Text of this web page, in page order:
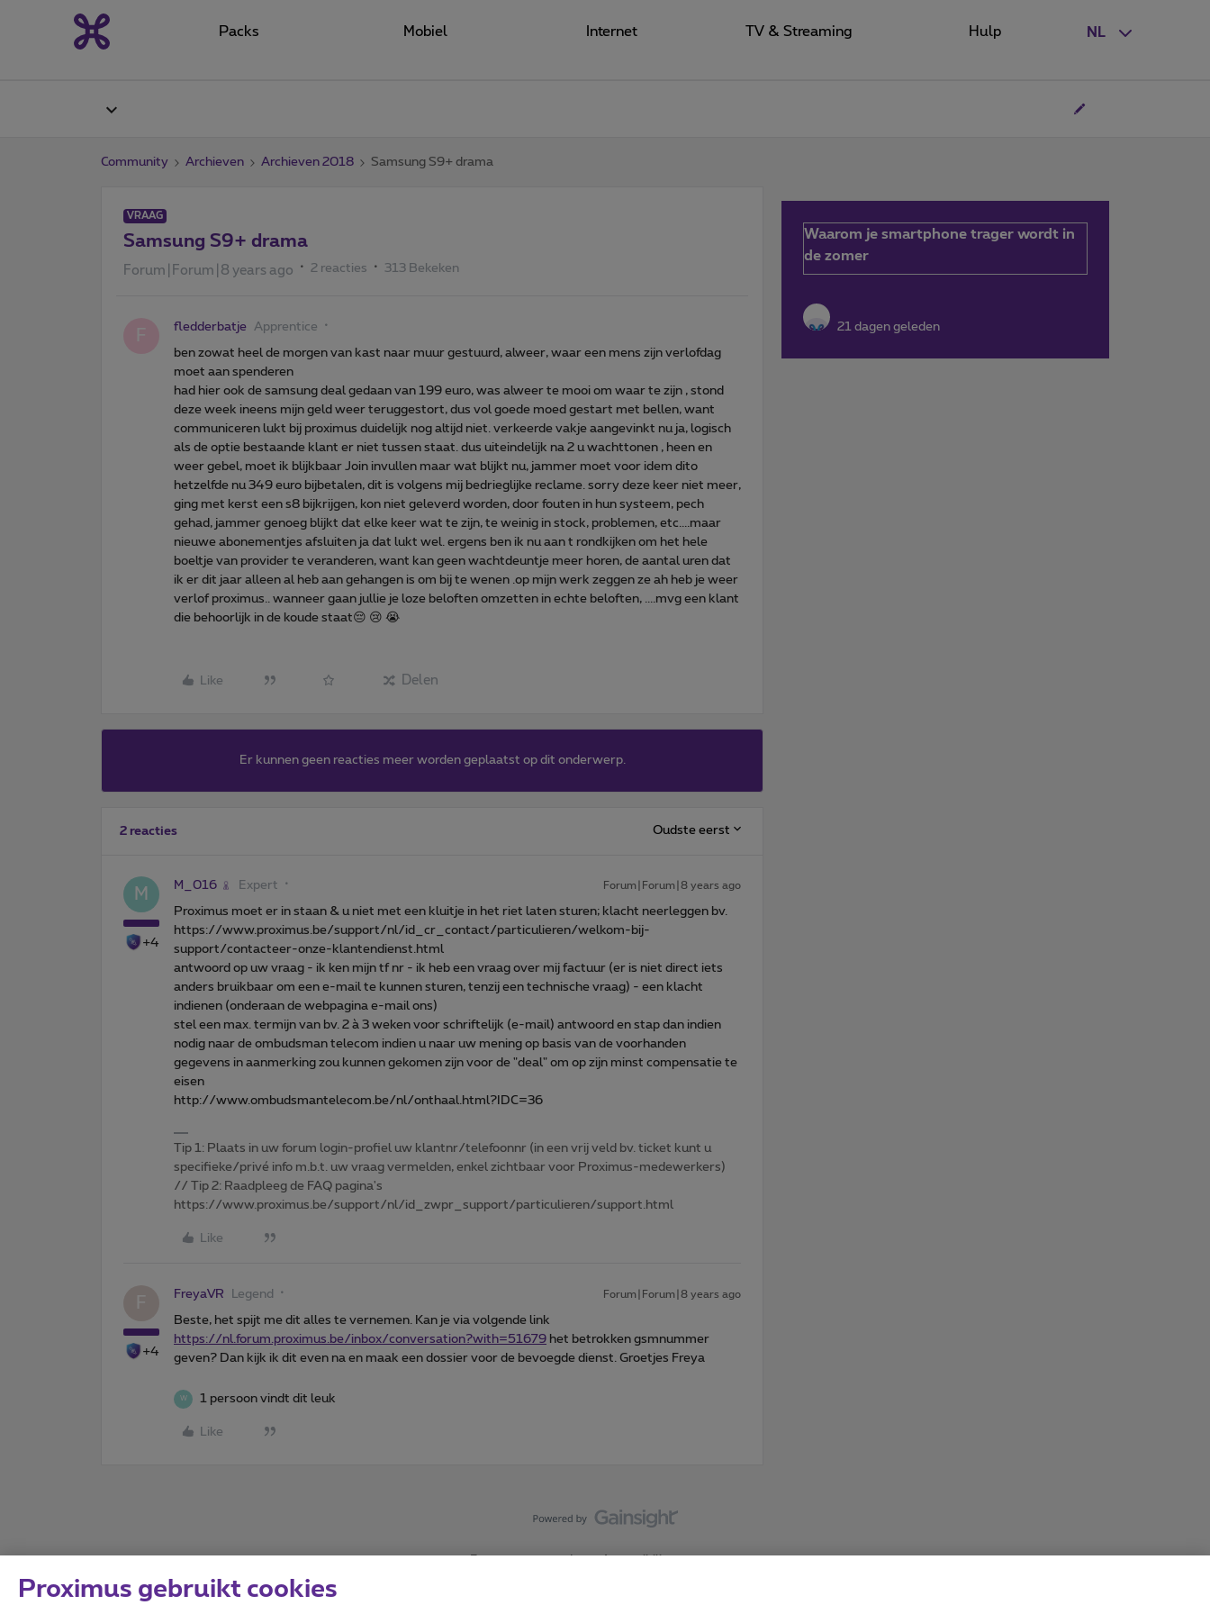
NL
Packs Mobiel Internet TV & Streaming Hulp
Community Archieven Archieven 2018 Samsung S9+ drama
VRAAG
Samsung S9+ drama
Forum|Forum|8 years ago 2 reacties 313 Bekeken
F fledderbatje Apprentice
ben zowat heel de morgen van kast naar muur gestuurd, alweer, waar een mens zijn verlofdag
moet aan spenderen
had hier ook de samsung deal gedaan van 199 euro, was alweer te mooi om waar te zijn , stond
deze week ineens mijn geld weer teruggestort, dus vol goede moed gestart met bellen, want
communiceren lukt bij proximus duidelijk nog altijd niet. verkeerde vakje aangevinkt nu ja, logisch
als de optie bestaande klant er niet tussen staat. dus uiteindelijk na 2 u wachttonen , heen en
weer gebel, moet ik blijkbaar Join invullen maar wat blijkt nu, jammer moet voor idem dito
hetzelfde nu 349 euro bijbetalen, dit is volgens mij bedrieglijke reclame. sorry deze keer niet meer,
ging met kerst een s8 bijkrijgen, kon niet geleverd worden, door fouten in hun systeem, pech
gehad, jammer genoeg blijkt dat elke keer wat te zijn, te weinig in stock, problemen, etc....maar
nieuwe abonementjes afsluiten ja dat lukt wel. ergens ben ik nu aan t rondkijken om het hele
boeltje van provider te veranderen, want kan geen wachtdeuntje meer horen, de aantal uren dat
ik er dit jaar alleen al heb aan gehangen is om bij te wenen .op mijn werk zeggen ze ah heb je weer
verlof proximus.. wanneer gaan jullie je loze beloften omzetten in echte beloften, ....mvg een klant
die behoorlijk in de koude staat😔 😢 😭
Like Delen
Er kunnen geen reacties meer worden geplaatst op dit onderwerp.
2 reacties Oudste eerst
M
+4
M_016 Expert Forum|Forum|8 years ago
Proximus moet er in staan & u niet met een kluitje in het riet laten sturen; klacht neerleggen bv.
https://www.proximus.be/support/nl/id_cr_contact/particulieren/welkom-bij-
support/contacteer-onze-klantendienst.html
antwoord op uw vraag - ik ken mijn tf nr - ik heb een vraag over mij factuur (er is niet direct iets
anders bruikbaar om een e-mail te kunnen sturen, tenzij een technische vraag) - een klacht
indienen (onderaan de webpagina e-mail ons)
stel een max. termijn van bv. 2 à 3 weken voor schriftelijk (e-mail) antwoord en stap dan indien
nodig naar de ombudsman telecom indien u naar uw mening op basis van de voorhanden
gegevens in aanmerking zou kunnen gekomen zijn voor de "deal" om op zijn minst compensatie te
eisen
http://www.ombudsmantelecom.be/nl/onthaal.html?IDC=36
Tip 1: Plaats in uw forum login-profiel uw klantnr/telefoonnr (in een vrij veld bv. ticket kunt u
specifieke/privé info m.b.t. uw vraag vermelden, enkel zichtbaar voor Proximus-medewerkers)
// Tip 2: Raadpleeg de FAQ pagina's
https://www.proximus.be/support/nl/id_zwpr_support/particulieren/support.html
Like
F
+4
FreyaVR Legend Forum|Forum|8 years ago
Beste, het spijt me dit alles te vernemen. Kan je via volgende link
https://nl. forum.proximus.be/inbox/conversation?with=51679 het betrokken gsmnummer
geven? Dan kijk ik dit even na en maak een dossier voor de bevoegde dienst. Groetjes Freya
W 1 persoon vindt dit leuk
Like
Waarom je smartphone trager wordt in
de zomer
21 dagen geleden
Forumvoorwaarden Accessibility statement
Proximus gebruikt cookies